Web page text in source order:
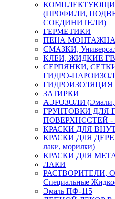
КОМПЛЕКТУЮЩИЕ
(ПРОФИЛИ,
СОЕДИНИТЕЛИ)
ГЕРМЕТИКИ
ПЕНА
СМАЗКИ,
КЛЕИ, ЖИДКИЕ
СЕРПЯНКИ,
ГИДРО-
ГИДРОИЗОЛЯЦИЯ
ЗАТИРКИ
АЭРОЗОЛИ (Эмали,
ГРУНТОВКИ ДЛЯ
ПОВЕРХНОСТЕЙ -
КРАСКИ ДЛЯ
КРАСКИ ДЛЯ
лаки, морилки)
КРАСКИ ДЛЯ
ЛАКИ
РАСТВОРИТЕЛИ,
Специальные
Эмаль ПФ-115